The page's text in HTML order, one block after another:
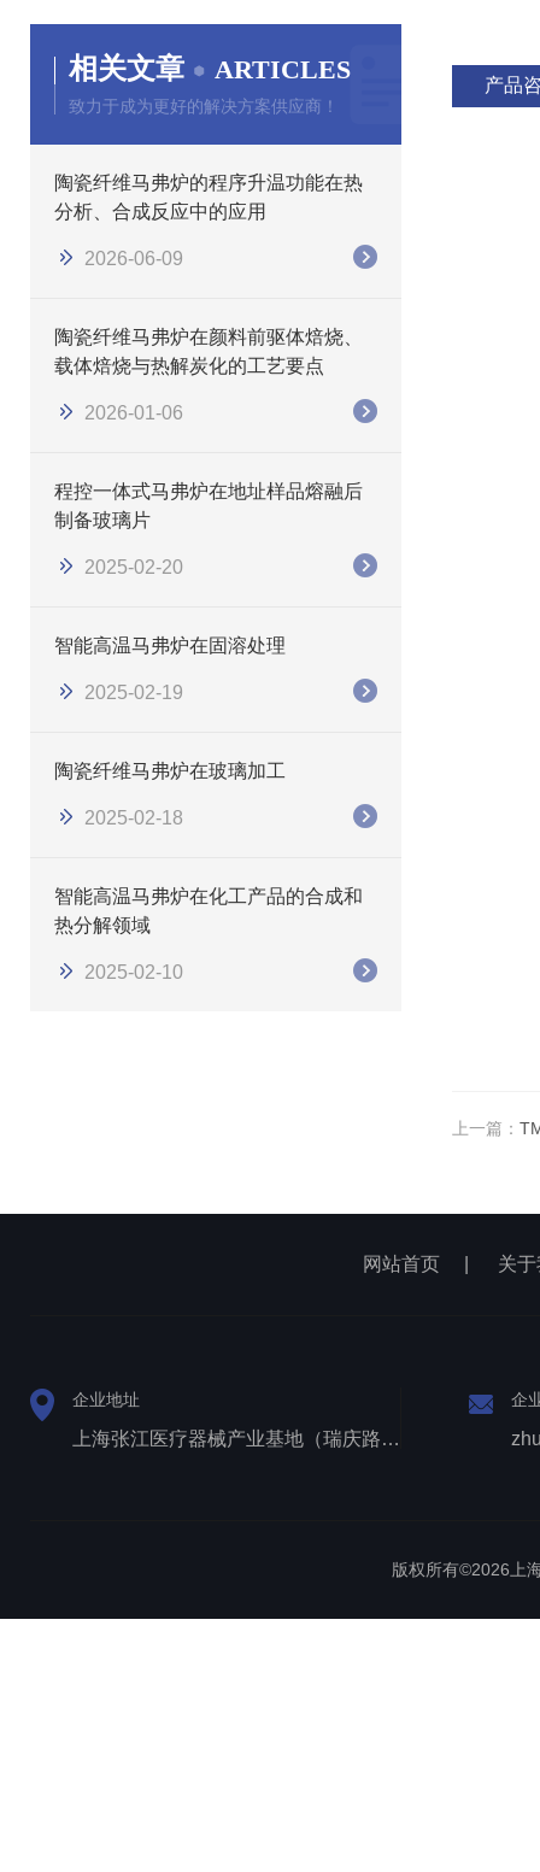
相关文章 ARTICLES
致力于成为更好的解决方案供应商！
陶瓷纤维马弗炉的程序升温功能在热
分析、合成反应中的应用
2026-06-09
陶瓷纤维马弗炉在颜料前驱体焙烧、
载体焙烧与热解炭化的工艺要点
2026-01-06
程控一体式马弗炉在地址样品熔融后
制备玻璃片
2025-02-20
智能高温马弗炉在固溶处理
2025-02-19
陶瓷纤维马弗炉在玻璃加工
2025-02-18
智能高温马弗炉在化工产品的合成和
热分解领域
2025-02-10
产品
上一篇：
网站首页 关
企业地址
上海张江医疗器械产业基地（瑞庆路528号）
企
版权所有©2026